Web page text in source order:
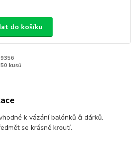
do košíku
9356
50 kusů
k vázání balónků či dárků.
se krásně kroutí.